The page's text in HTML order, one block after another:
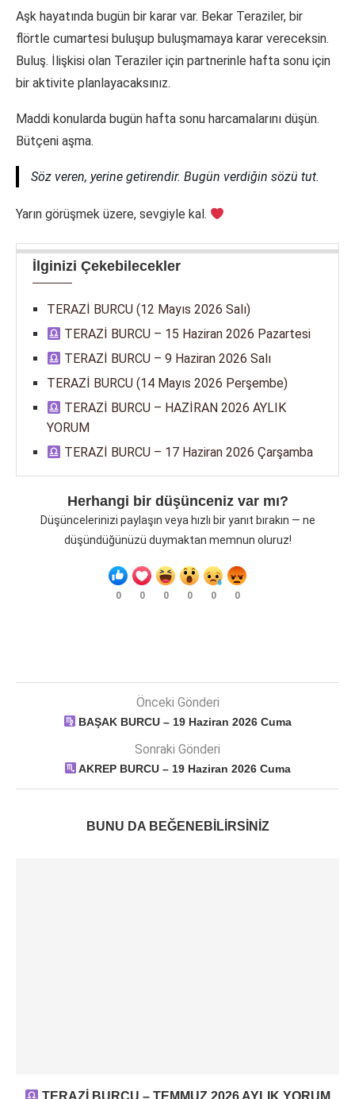
Aşk hayatında bugün bir karar var. Bekar Teraziler, bir
flörtle cumartesi buluşup buluşmamaya karar vereceksin.
Buluş. İlişkisi olan Teraziler için partnerinle hafta sonu için
bir aktivite planlayacaksınız.
Maddi konularda bugün hafta sonu harcamalarını düşün.
Bütçeni aşma.
Söz veren, yerine getirendir. Bugün verdiğin sözü tut.
Yarın görüşmek üzere, sevgiyle kal.
İlginizi Çekebilecekler
TERAZİ BURCU (12 Mayıs 2026 Salı)
TERAZİ BURCU – 15 Haziran 2026 Pazartesi
TERAZİ BURCU – 9 Haziran 2026 Salı
TERAZİ BURCU (14 Mayıs 2026 Perşembe)
TERAZİ BURCU – HAZİRAN 2026 AYLIK
YORUM
TERAZİ BURCU – 17 Haziran 2026 Çarşamba
Herhangi bir düşünceniz var mı?
Düşüncelerinizi paylaşın veya hızlı bir yanıt bırakın — ne
düşündüğünüzü duymaktan memnun oluruz!
0 0 0 0 0 0
Önceki Gönderi
BAŞAK BURCU – 19 Haziran 2026 Cuma
Sonraki Gönderi
AKREP BURCU – 19 Haziran 2026 Cuma
BUNU DA BEĞENEBILIRSINIZ
TERAZİ BURCU – TEMMUZ 2026 AYLIK YORUM